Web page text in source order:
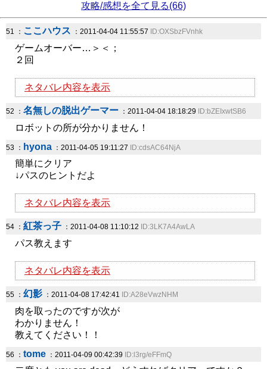
攻略/感想を全て見る(66)
51 ： ここハウス ：2011-04-04 11:55:57 ID:OXSbzFVnhk
ゲームオーバー…＞＜；
２回
ネタバレ内容を表示
52 ： 名無しの脱出ゲーマー ：2011-04-04 18:18:29 ID:bZEIxwtSB6
ロボットの所が分かりません！
53 ： hyona ：2011-04-05 19:11:27 ID:cdsAC64NjA
簡単にクリア
↓パスのヒントだよ
ネタバレ内容を表示
54 ： 紅茶っ子 ：2011-04-08 11:10:12 ID:3LK7A4AwLA
パス教えます
ネタバレ内容を表示
55 ： 幻影 ：2011-04-08 17:42:41 ID:A28eVwzNHM
肉を取ったのですが次が
わかりません！
教えてください！！
56 ： tome ：2011-04-09 00:42:39 ID:l3rg/eFFmQ